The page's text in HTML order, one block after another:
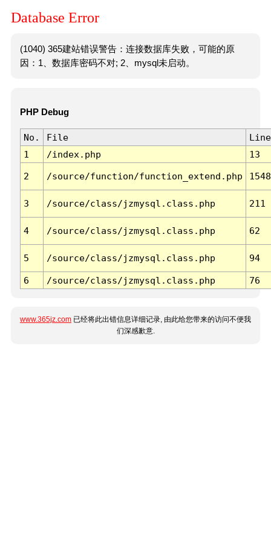
Database Error
(1040) 365建站错误警告：连接数据库失败，可能的原
因：1、数据库密码不对; 2、mysql未启动。
PHP Debug
No. File
Line
1
/index.php 13
2 /source/function/function_extend.php 1548
3 /source/class/jzmysql.class.php 211
4 /source/class/jzmysql.class.php 62
5 /source/class/jzmysql.class.php 94
6 /source/class/jzmysql.class.php 76
www.365jz.com 已经将此出错信息详细记录, 由此给您带来的访问不便我
们深感歉意.